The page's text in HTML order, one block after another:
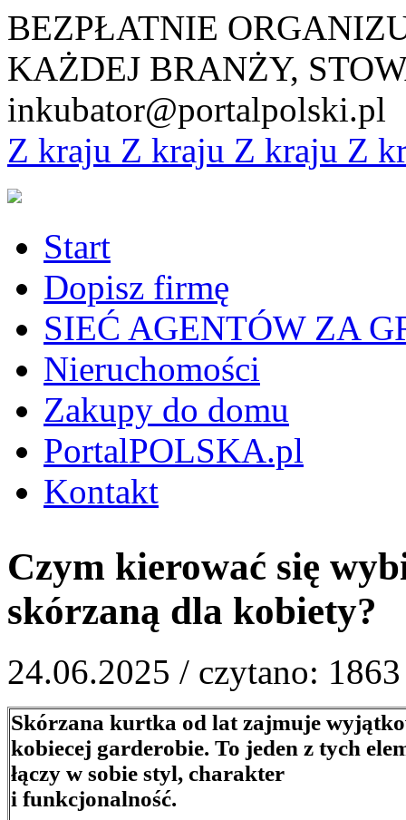
BEZPŁATNIE
KAŻDEJ BRANŻY,
inkubator@portalpolski.pl
Z kraju Z kraju Z kraju Z
Start
Dopisz firmę
SIEĆ AGENTÓW ZA
Nieruchomości
Zakupy do domu
PortalPOLSKA.pl
Kontakt
Czym kierować się
skórzaną dla kobiety?
24.06.2025 / czytano:
Skórzana kurtka od lat zajmuje
kobiecej garderobie. To jeden z tych
łączy w sobie styl, charakter
i funkcjonalność.